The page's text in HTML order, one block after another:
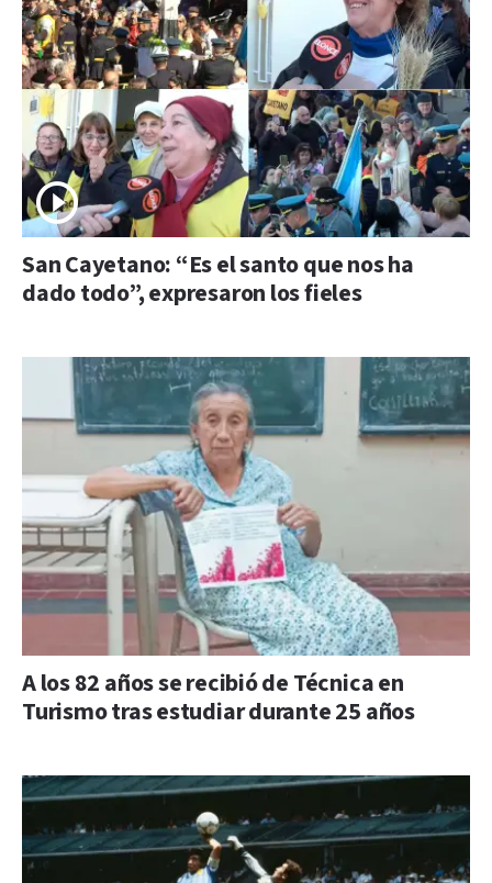
San Cayetano: “Es el santo que nos ha
dado todo”, expresaron los fieles
A los 82 años se recibió de Técnica en
Turismo tras estudiar durante 25 años